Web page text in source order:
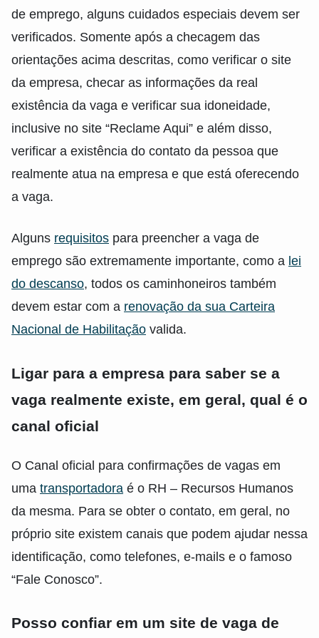
de emprego, alguns cuidados especiais devem ser
verificados. Somente após a checagem das
orientações acima descritas, como verificar o site
da empresa, checar as informações da real
existência da vaga e verificar sua idoneidade,
inclusive no site “Reclame Aqui” e além disso,
verificar a existência do contato da pessoa que
realmente atua na empresa e que está oferecendo
a vaga.
Alguns requisitos para preencher a vaga de
emprego são extremamente importante, como a lei
do descanso, todos os caminhoneiros também
devem estar com a renovação da sua Carteira
Nacional de Habilitação valida.
Ligar para a empresa para saber se a
vaga realmente existe, em geral, qual é o
canal oficial
O Canal oficial para confirmações de vagas em
uma transportadora é o RH – Recursos Humanos
da mesma. Para se obter o contato, em geral, no
próprio site existem canais que podem ajudar nessa
identificação, como telefones, e-mails e o famoso
“Fale Conosco”.
Posso confiar em um site de vaga de